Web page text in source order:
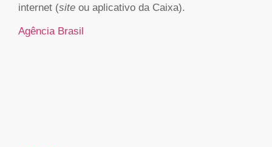
internet (site ou aplicativo da Caixa).
Agência Brasil